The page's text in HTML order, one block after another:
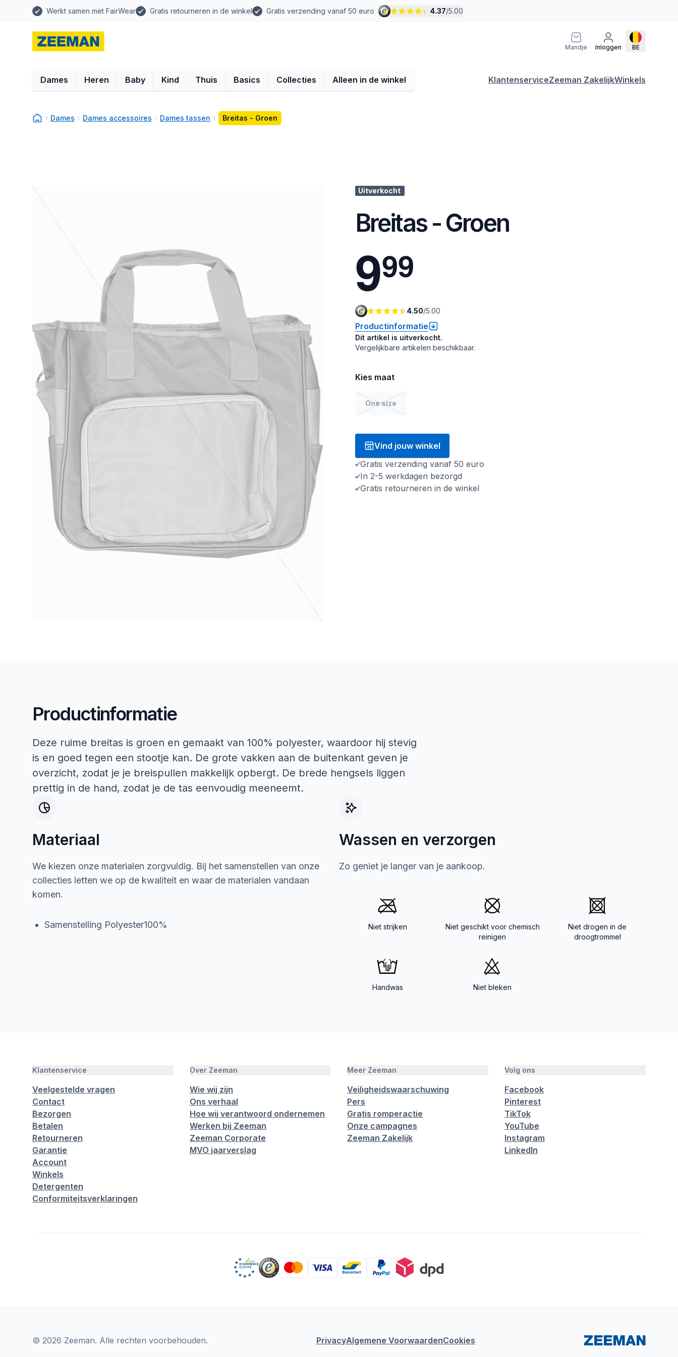
Werkt samen met FairWear Gratis retourneren in de winkel Gratis verzending vanaf 50 euro 4.37/5.00
Mandje Inloggen BE
Dames Heren Baby Kind Thuis Basics Collecties Alleen in de winkel KlantenserviceZeeman ZakelijkWinkels
Dames Dames accessoires Dames tassen Breitas - Groen
Uitverkocht
Breitas - Groen
999
4.50/5.00
Productinformatie
Dit artikel is uitverkocht.
Vergelijkbare artikelen beschikbaar.
Kies maat
One size
Vind jouw winkel
Gratis verzending vanaf 50 euro
In 2-5 werkdagen bezorgd
Gratis retourneren in de winkel
Productinformatie
Deze ruime breitas is groen en gemaakt van 100% polyester, waardoor hij stevig
is en goed tegen een stootje kan. De grote vakken aan de buitenkant geven je
overzicht, zodat je je breispullen makkelijk opbergt. De brede hengsels liggen
prettig in de hand, zodat je de tas eenvoudig meeneemt.
Materiaal
We kiezen onze materialen zorgvuldig. Bij het samenstellen van onze
collecties letten we op de kwaliteit en waar de materialen vandaan
komen.
Samenstelling Polyester100%
Wassen en verzorgen
Zo geniet je langer van je aankoop.
Niet strijken
Niet geschikt voor chemisch
reinigen
Niet drogen in de
droogtrommel
Handwas Niet bleken
Klantenservice
Veelgestelde vragen
Contact
Bezorgen
Betalen
Retourneren
Garantie
Account
Winkels
Detergenten
Conformiteitsverklaringen
Over Zeeman
Wie wij zijn
Ons verhaal
Hoe wij verantwoord ondernemen
Werken bij Zeeman
Zeeman Corporate
MVO jaarverslag
Meer Zeeman
Veiligheidswaarschuwing
Pers
Gratis romperactie
Onze campagnes
Zeeman Zakelijk
Volg ons
Facebook
Pinterest
TikTok
YouTube
Instagram
LinkedIn
© 2026 Zeeman. Alle rechten voorbehouden. PrivacyAlgemene VoorwaardenCookies